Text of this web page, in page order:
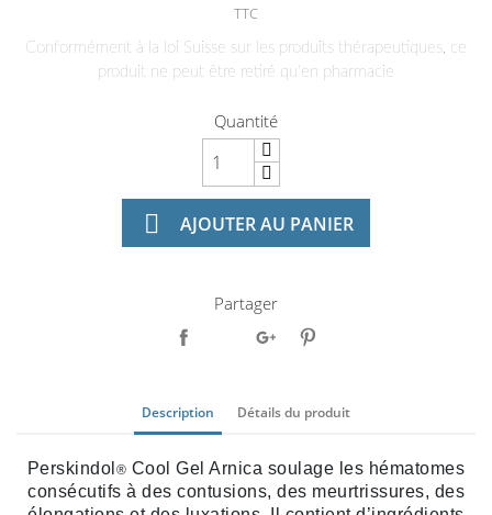
TTC
Conformément à la loi Suisse sur les produits thérapeutiques, ce
produit ne peut être retiré qu'en pharmacie
Quantité
 AJOUTER AU PANIER
Partager
Description Détails du produit
Perskindol ® Cool Gel Arnica soulage les hématomes
consécutifs à des contusions, des meurtrissures, des